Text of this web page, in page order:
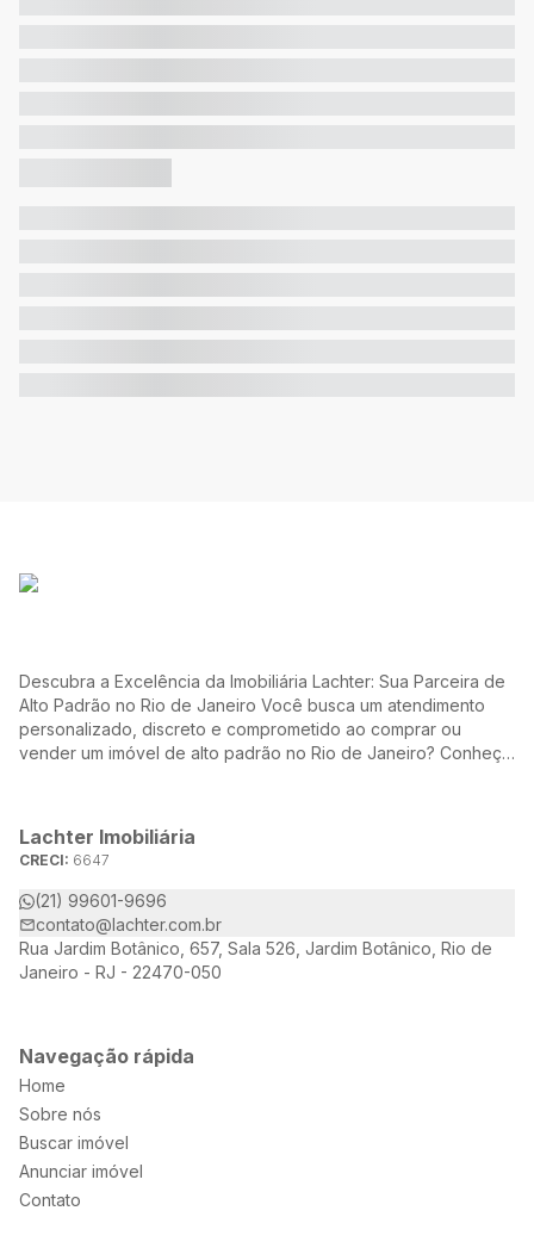
Descubra a Excelência da Imobiliária Lachter: Sua Parceira de
Alto Padrão no Rio de Janeiro Você busca um atendimento
personalizado, discreto e comprometido ao comprar ou
vender um imóvel de alto padrão no Rio de Janeiro? Conheça
necessidades e desejos.
Lachter Imobiliária
CRECI: 6647
(21) 99601-9696
contato@lachter.com.br
Rua Jardim Botânico, 657, Sala 526, Jardim Botânico, Rio de
Janeiro - RJ - 22470-050
Navegação rápida
Home
Sobre nós
Buscar imóvel
Anunciar imóvel
Contato